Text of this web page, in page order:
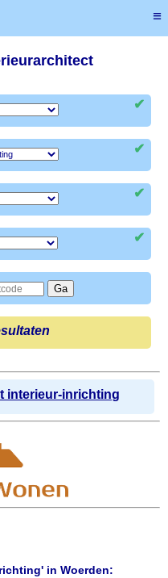
✔
✔
✔
✔
interieur-inrichting
in Woerden:
≡